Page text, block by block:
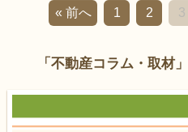
« 前へ 1 2 3
「不動産コラム・取材